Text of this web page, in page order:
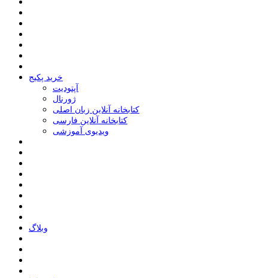
خرید پکیج
ﺁﭘﺘﻮﺩﯾﺖ
ﮊﻭﺭﻧﺎﻝ
کتابخانه آنلاین زبان اصلی
کتابخانه آنلاین فارسی
ویدیوی آموزشی
وبلاگ